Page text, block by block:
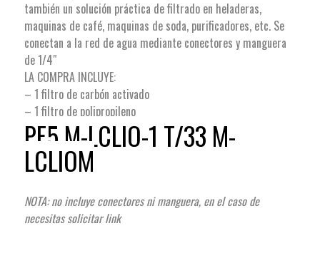
también un solución práctica de filtrado en heladeras,
maquinas de café, maquinas de soda, purificadores, etc. Se
conectan a la red de agua mediante conectores y manguera
de 1/4″
LA COMPRA INCLUYE:
– 1 filtro de carbón activado
– 1 filtro de polipropileno
PF5 M-LCLIO-1 T/33 M-
LCLIOM
NOTA: no incluye conectores ni manguera, en el caso de
necesitas solicitar link